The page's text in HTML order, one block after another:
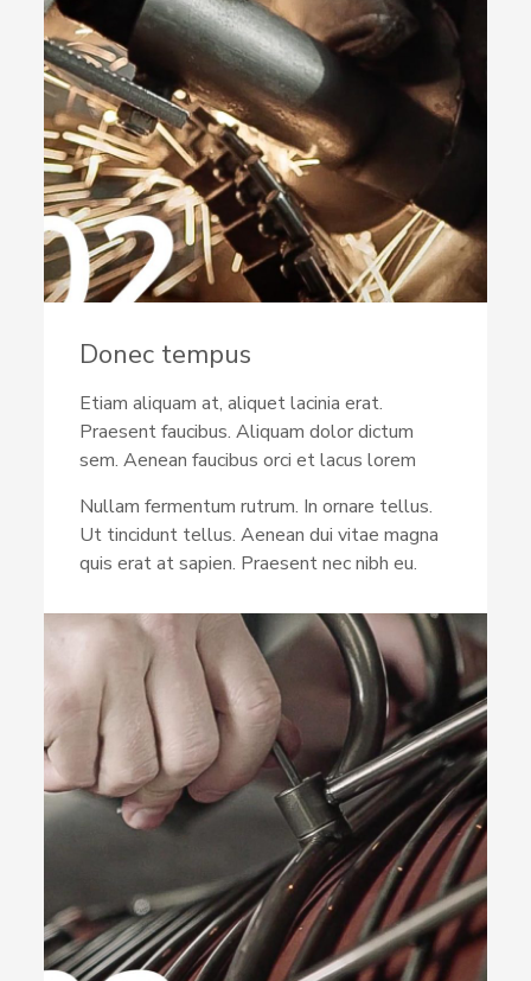
Donec tempus
Etiam aliquam at, aliquet lacinia erat.
Praesent faucibus. Aliquam dolor dictum
sem. Aenean faucibus orci et lacus lorem
Nullam fermentum rutrum. In ornare tellus.
Ut tincidunt tellus. Aenean dui vitae magna
quis erat at sapien. Praesent nec nibh eu.